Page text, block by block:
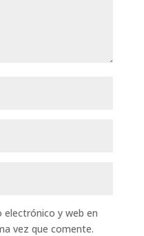
electrónico y web en
vez que comente.